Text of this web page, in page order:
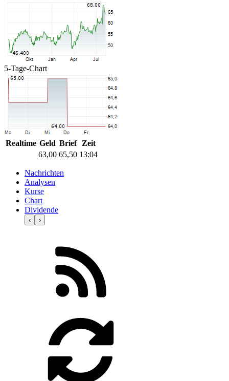
5-Tage-Chart
Realtime Geld Brief
Zeit
63,00 65,50 13:04
Nachrichten
Analysen
Kurse
Chart
Dividende
‹ ›